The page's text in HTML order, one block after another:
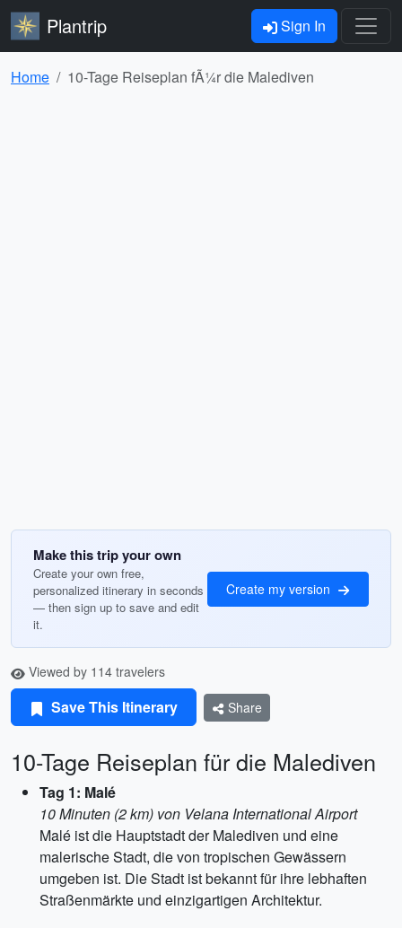
Plantrip Sign In
Home 10-Tage Reiseplan fÃ¼r die Malediven
Make this trip your own
Create your own free,
personalized itinerary in seconds
— then sign up to save and edit
it.
Create my version
Viewed by 114 travelers
Save This Itinerary Share
10-Tage Reiseplan für die Malediven
Tag 1: Malé
10 Minuten (2 km) von Velana International Airport
Malé ist die Hauptstadt der Malediven und eine
malerische Stadt, die von tropischen Gewässern
umgeben ist. Die Stadt ist bekannt für ihre lebhaften
Straßenmärkte und einzigartigen Architektur.